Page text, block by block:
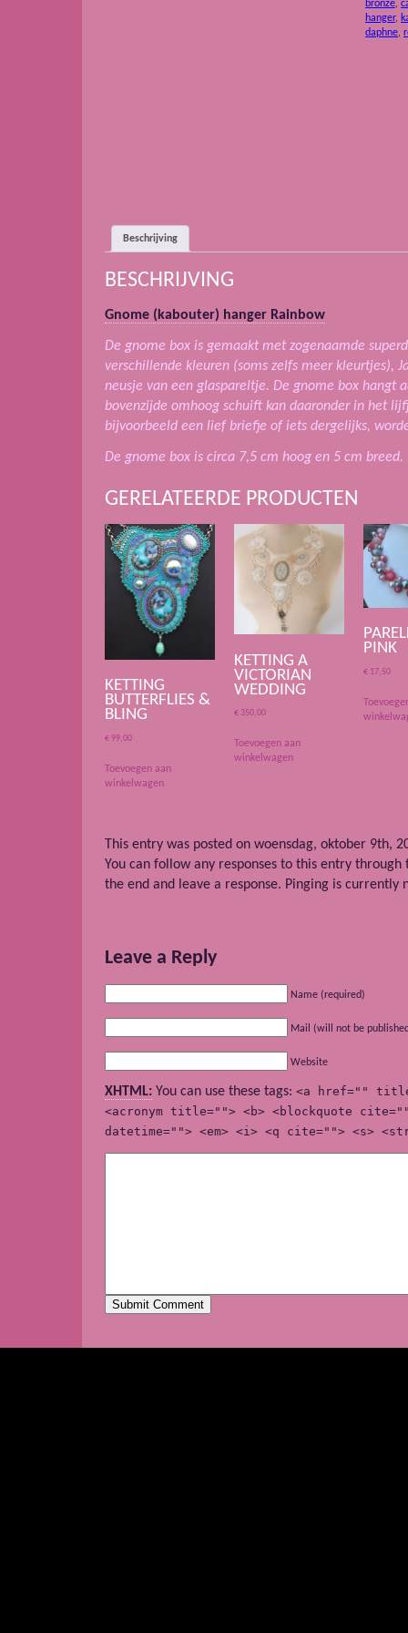
bronze,
hanger,
daphne,
Beschrijving
BESCHRIJVING
Gnome (kabouter) hanger Rainbow
De gnome box is gemaakt met zogenaamde
verschillende kleuren (soms zelfs meer kleurtjes),
neusje van een glaspareltje. De gnome box hangt
bovenzijde omhoog schuift kan daaronder in het
bijvoorbeeld een lief briefje of iets dergelijks,
De gnome box is circa 7,5 cm hoog en 5 cm breed.
GERELATEERDE PRODUCTEN
KETTING
BUTTERFLIES &
BLING
€ 99,00
Toevoegen aan
winkelwagen
KETTING A
VICTORIAN
WEDDING
€ 350,00
Toevoegen aan
winkelwagen
PINK
€ 17,50
This entry was posted on woensdag, oktober 9th,
You can follow any responses to this entry
the end and leave a response. Pinging is currently
Leave a Reply
Name (required)
Mail (will not be
Website
XHTML: You can use these tags: <a href=""
<acronym title=""> <b> <blockquote
datetime=""> <em> <i> <q cite=""> <s>